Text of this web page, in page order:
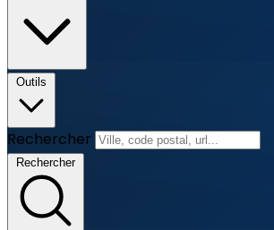
Outils
Rechercher
Rechercher